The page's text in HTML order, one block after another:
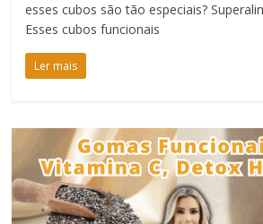
esses cubos são tão especiais?
Esses cubos funcionais
Ler mais